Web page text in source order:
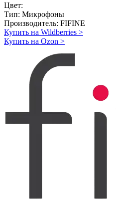
Цвет:
Тип: Микрофоны
Производитель: FIFINE
Купить на Wildberries >
Купить на Ozon >